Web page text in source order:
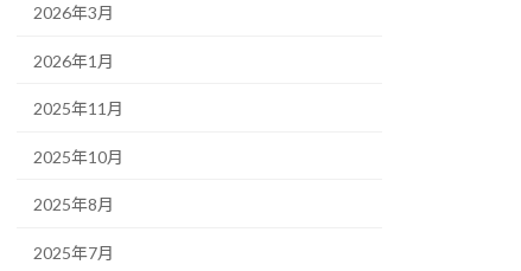
2026年3月
2026年1月
2025年11月
2025年10月
2025年8月
2025年7月